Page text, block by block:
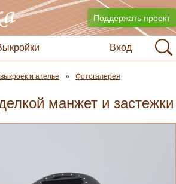
Поддержать проект
Вход
и ателье Фотогалерея
манжет и застежки